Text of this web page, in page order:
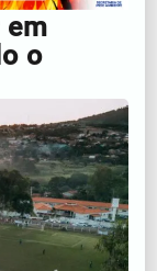
em
o